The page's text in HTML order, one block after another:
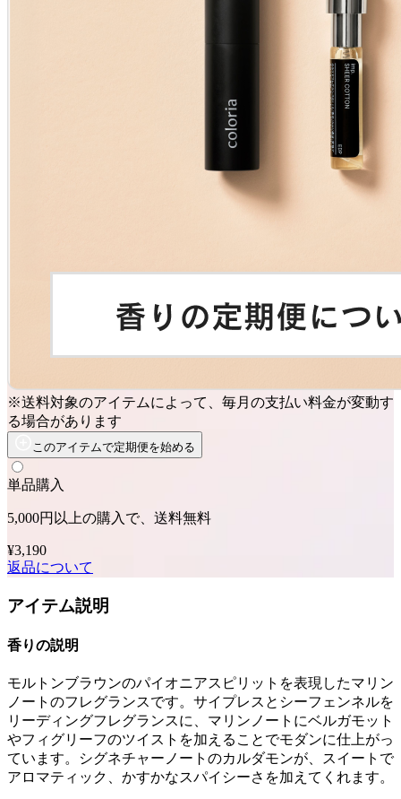
※送料対象のアイテムによって、毎月の支払い料金が変動す
る場合があります
このアイテムで定期便を始める
単品購入
5,000円以上の購入で、送料無料
¥3,190
返品について
アイテム説明
香りの説明
モルトンブラウンのパイオニアスピリットを表現したマリン
ノートのフレグランスです。サイプレスとシーフェンネルを
リーディングフレグランスに、マリンノートにベルガモット
やフィグリーフのツイストを加えることでモダンに仕上がっ
ています。シグネチャーノートのカルダモンが、スイートで
アロマティック、かすかなスパイシーさを加えてくれます。